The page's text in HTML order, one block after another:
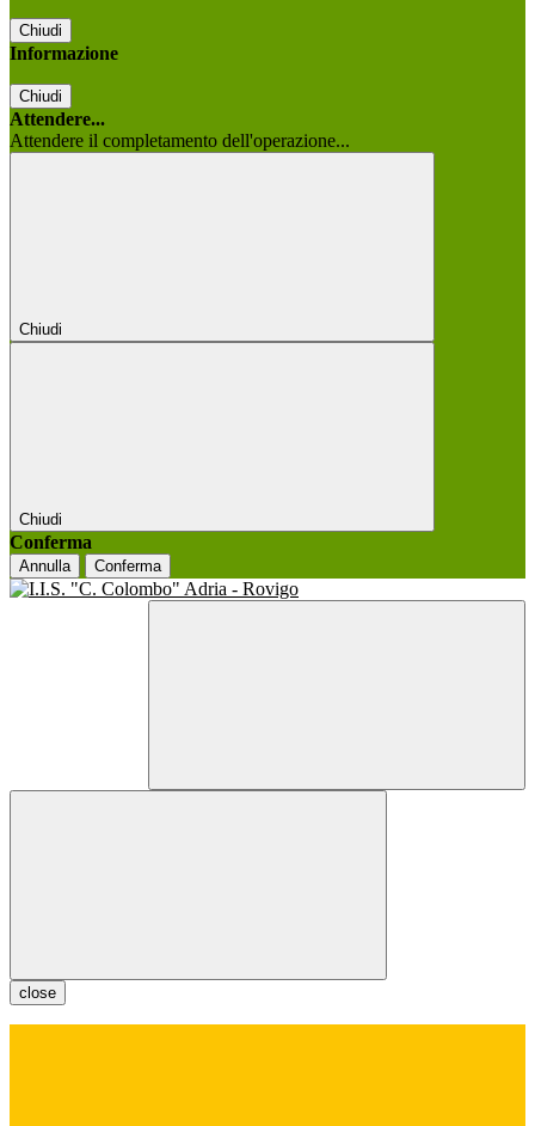
Chiudi
Informazione
Chiudi
Attendere...
Attendere il completamento dell'operazione...
Chiudi
Chiudi
Conferma
Annulla Conferma
close